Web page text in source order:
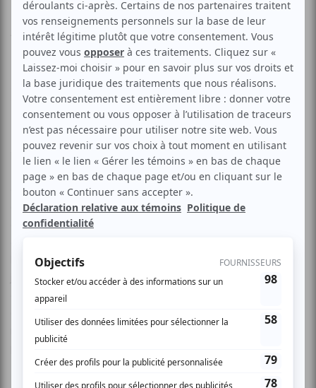
Aucune offre promotionnelle
disponible
Soyez les premiers avisés dès qu'il y aura une offre promo
pour Faune | Jocelyne Montpetit:INSCRIVEZ-VOUS
Faune s’inspire de textes écrits par Nijinski, chorégraphe et
peut-être le plus grand interprète de cette divinité romaine.
Nijinski fut danseur étoile des Ballets russes et
chorégraphe novateur et audacieux, osant les pieds en-
dedans et les genoux cassés dans Le Sacre du printemps
et défrayant la chronique avec une sexualité exprimée
laquelle il sombra à l'âge de 29 ans et qui l'accompagna
jusqu'à sa mort, en 1950. C'est cet aspect du personnage
auquel Jocelyne Montpetit s'attache. Elle enracine ce solo
métamorphose dont elle est l’une des grandes
praticiennes.